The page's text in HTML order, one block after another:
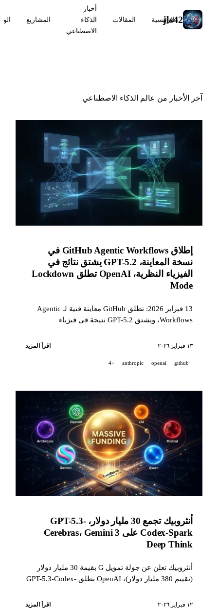
jls42
الرئيسية المقالات
أخبار
الذكاء
الاصطناعي
المشاريع
آخر الأخبار من عالم الذكاء الاصطناعي
إطلاق GitHub Agentic Workflows في
نسخة المعاينة، GPT-5.2 يشتق نتائج في
الفيزياء النظرية، OpenAI تطلق Lockdown
Mode
13 فبراير 2026: تطلق GitHub معاينة فنية لـ Agentic
Workflows، ويشتق GPT-5.2 نتيجة في فيزياء
حقن الملقمات، وتستثمر Anthropic وGoogle في تعليم
١٣ فبراير ٢٠٢٦ اقرأ المزيد
github
openai
anthropic
+4
أنثروبيك تجمع 30 مليار دولار، GPT-5.3-
Codex-Spark على Cerebras، Gemini 3
Deep Think
أنثروبيك تعلن عن جولة تمويل G بقيمة 30 مليار دولار
(تقييم 380 مليار دولار)، OpenAI تطلق GPT-5.3-Codex-
عن Gemini 3 Deep Think بأرقام قياسية في العلوم، و
١٢ فبراير ٢٠٢٦ اقرأ المزيد